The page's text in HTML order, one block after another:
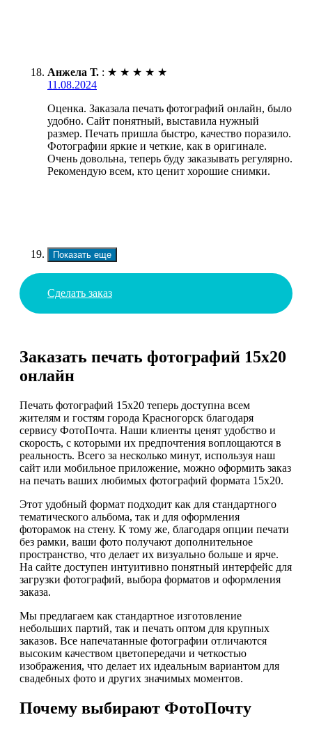
Анжела Т. : ★ ★ ★ ★ ★
11.08.2024
Оценка. Заказала печать фотографий онлайн, было
удобно. Сайт понятный, выставила нужный
размер. Печать пришла быстро, качество поразило.
Фотографии яркие и четкие, как в оригинале.
Очень довольна, теперь буду заказывать регулярно.
Рекомендую всем, кто ценит хорошие снимки.
Показать еще
Сделать заказ
Заказать печать фотографий 15х20
онлайн
Печать фотографий 15х20 теперь доступна всем
жителям и гостям города Красногорск благодаря
сервису ФотоПочта. Наши клиенты ценят удобство и
скорость, с которыми их предпочтения воплощаются в
реальность. Всего за несколько минут, используя наш
сайт или мобильное приложение, можно оформить заказ
на печать ваших любимых фотографий формата 15х20.
Этот удобный формат подходит как для стандартного
тематического альбома, так и для оформления
фоторамок на стену. К тому же, благодаря опции печати
без рамки, ваши фото получают дополнительное
пространство, что делает их визуально больше и ярче.
На сайте доступен интуитивно понятный интерфейс для
загрузки фотографий, выбора форматов и оформления
заказа.
Мы предлагаем как стандартное изготовление
небольших партий, так и печать оптом для крупных
заказов. Все напечатанные фотографии отличаются
высоким качеством цветопередачи и четкостью
изображения, что делает их идеальным вариантом для
свадебных фото и других значимых моментов.
Почему выбирают ФотоПочту